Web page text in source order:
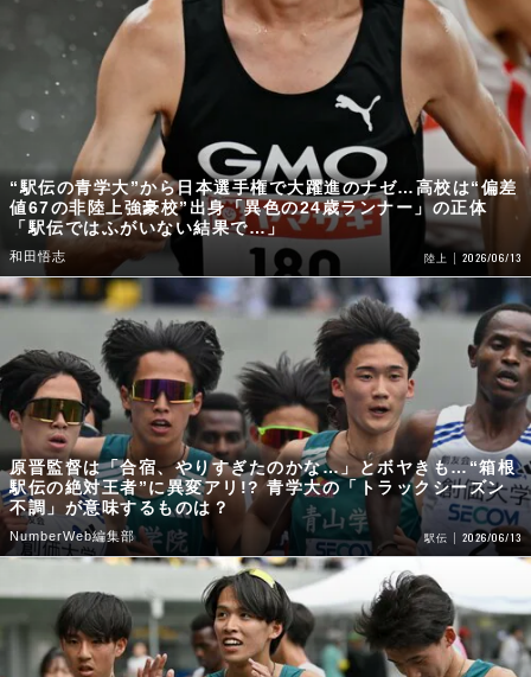
“駅伝の青学大”から日本選手権で大躍進のナゼ…高校は“偏差
値67の非陸上強豪校”出身「異色の24歳ランナー」の正体
「駅伝ではふがいない結果で…」
和田悟志 陸上 2026/06/13
原晋監督は「合宿、やりすぎたのかな…」とボヤきも…“箱根
駅伝の絶対王者”に異変アリ!? 青学大の「トラックシーズン
不調」が意味するものは？
NumberWeb編集部 駅伝 2026/06/13